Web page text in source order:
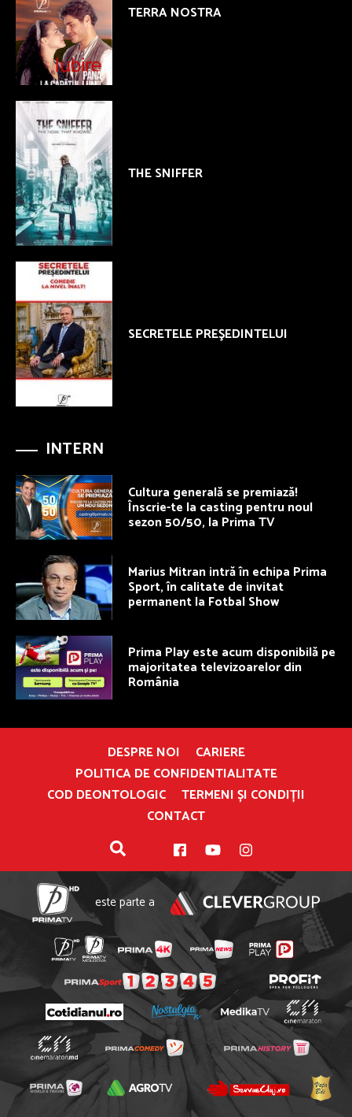
TERRA NOSTRA
THE SNIFFER
SECRETELE PREŞEDINTELUI
INTERN
Cultura generală se premiază!
Înscrie-te la casting pentru noul
sezon 50/50, la Prima TV
Marius Mitran intră în echipa Prima
Sport, în calitate de invitat
permanent la Fotbal Show
Prima Play este acum disponibilă pe
majoritatea televizoarelor din
România
DESPRE NOI
CARIERE
POLITICA DE CONFIDENTIALITATE
COD DEONTOLOGIC
TERMENI ȘI CONDIȚII
CONTACT
este parte a